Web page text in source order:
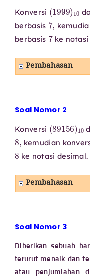
Konversi
(1999
berbasis
7,
berbasis
7
ke notasi
Pembahasan
Soal Nomor 2
Konversi
(89156
8
kemudian
8
ke notasi desimal.
Pembahasan
Soal Nomor 3
Diberikan sebuah
terurut menaik dan
atau penjumlahan